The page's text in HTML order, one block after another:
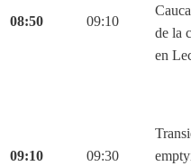
08:50 09:10
de la
en
09:10 09:30